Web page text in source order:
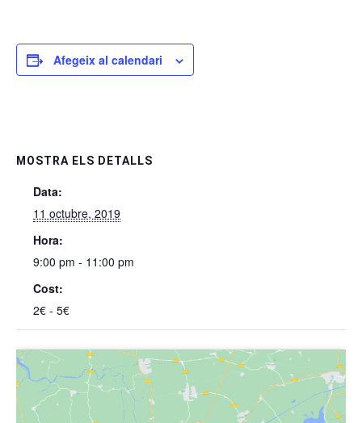
Afegeix al calendari
MOSTRA ELS DETALLS
Data:
11 octubre, 2019
Hora:
9:00 pm - 11:00 pm
Cost:
2€ - 5€